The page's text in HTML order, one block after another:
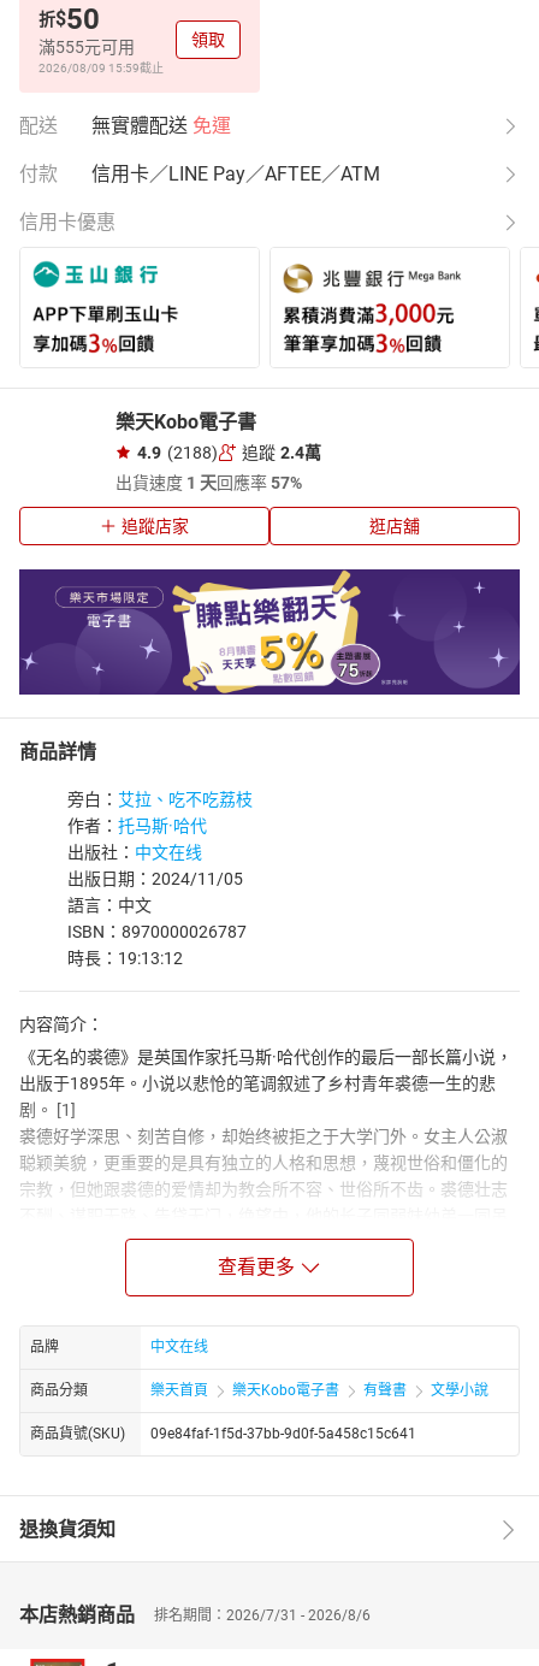
折$50
滿555元可用
2026/08/09 15:59截止
領取
配送 無實體配送 免運
付款 信用卡／LINE Pay／AFTEE／ATM
信用卡優惠
樂天Kobo電子書
4.9 (2188) 追蹤 2.4萬
出貨速度 1 天回應率57%
追蹤店家 逛店舖
商品詳情
旁白： 艾拉、吃不吃荔枝
作者： 托马斯·哈代
出版社： 中文在线
出版日期：2024/11/05
語言：中文
ISBN：8970000026787
時長：19:13:12
内容简介：
《无名的裘德》是英国作家托马斯·哈代创作的最后一部长篇小说，
出版于1895年。小说以悲怆的笔调叙述了乡村青年裘德一生的悲
剧。 [1]
裘德好学深思、刻苦自修，却始终被拒之于大学门外。女主人公淑
聪颖美貌，更重要的是具有独立的人格和思想，蔑视世俗和僵化的
宗教，但她跟裘德的爱情却为教会所不容、世俗所不齿。裘德壮志
死。淑遭此惨变，终向命运和教会屈服，离开了深爱的裘德，自由
的思想、独立的人格均遭毁弃。裘德则终日纵酒，郁郁成疾，年未
满三十即含恨而终。 [1]
《无名的裘德》被称为“声讨英国社会阶级的不平等以及宗教的腐朽
和刻板僵化”的“武器之书”，这是继《苔丝》之后，对英国社会现实
进行批判的一部作品也是引导后来的文学家们纷纷跳出“歌功颂德”的
创作路线，开始反思社会和人性的启蒙。
查看更多
品牌 中文在线
商品分類 樂天首頁 樂天Kobo電子書 有聲書 文學小說
商品貨號(SKU) 09e84faf-1f5d-37bb-9d0f-5a458c15c641
退換貨須知
本店熱銷商品 排名期間：2026/7/31 - 2026/8/6